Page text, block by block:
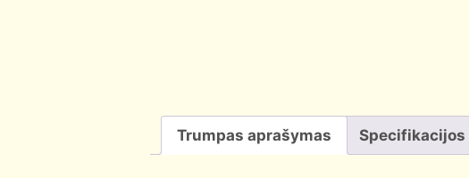
Trumpas aprašymas Specifikacijos